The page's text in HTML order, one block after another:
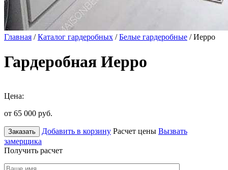
Главная /Каталог гардеробных /Белые гардеробные / Иерро
Гардеробная Иерро
Цена:
от 65 000 руб.
Заказать Добавить в корзину Расчет цены Вызвать
замерщика
Получить расчет